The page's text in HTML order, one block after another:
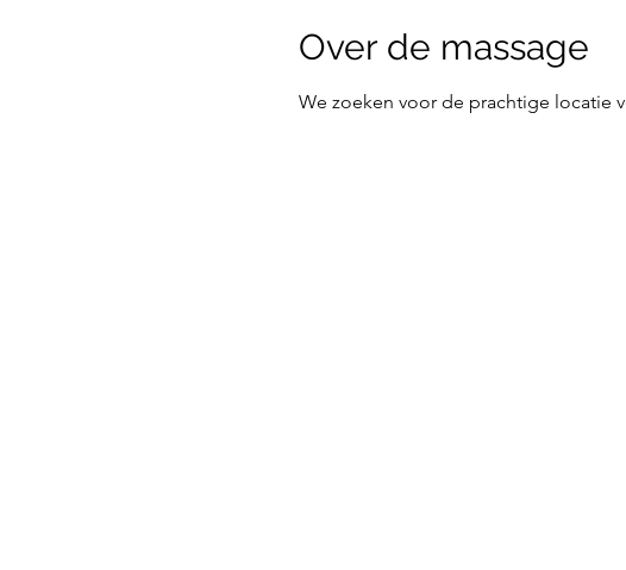
Over de massage
We zoeken voor de prachtige locatie